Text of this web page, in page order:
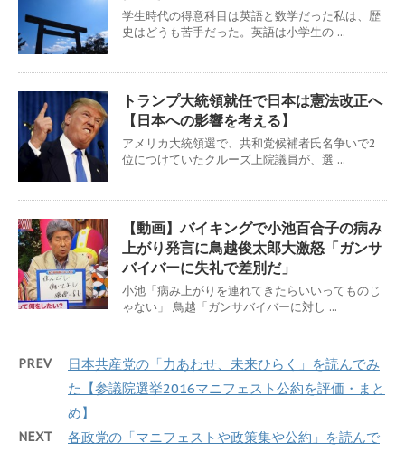
学生時代の得意科目は英語と数学だった私は、歴
史はどうも苦手だった。英語は小学生の ...
トランプ大統領就任で日本は憲法改正へ
【日本への影響を考える】
アメリカ大統領選で、共和党候補者氏名争いで2
位につけていたクルーズ上院議員が、選 ...
【動画】バイキングで小池百合子の病み
上がり発言に鳥越俊太郎大激怒「ガンサ
バイバーに失礼で差別だ」
小池「病み上がりを連れてきたらいいってものじ
ゃない」 鳥越「ガンサバイバーに対し ...
PREV
日本共産党の「力あわせ、未来ひらく」を読んでみ
た【参議院選挙2016マニフェスト公約を評価・まと
め】
NEXT
各政党の「マニフェストや政策集や公約」を読んで